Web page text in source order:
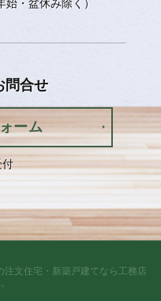
問合せ
ーム
注文住宅・新築戸建てなら工務店